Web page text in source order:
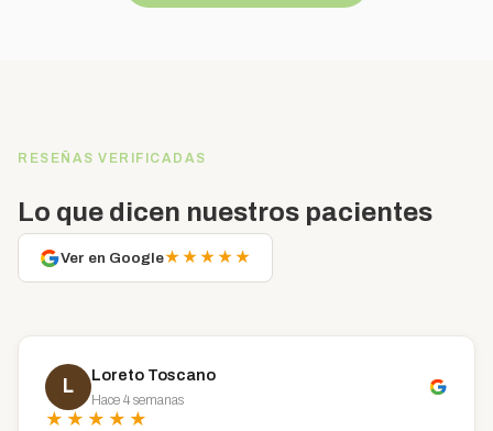
RESEÑAS VERIFICADAS
Lo que dicen nuestros pacientes
Ver en Google★★★★★
L
Loreto Toscano
Hace 4 semanas
★★★★★